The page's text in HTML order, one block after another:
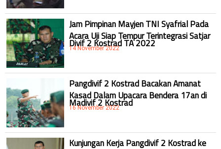
Jam Pimpinan Mayjen TNI Syafrial Pada
Acara Uji Siap Tempur Terintegrasi Satjar
Divif 2 Kostrad TA 2022
14 November 2022
Pangdivif 2 Kostrad Bacakan Amanat
Kasad Dalam Upacara Bendera 17an di
Madivif 2 Kostrad
16 November 2022
Kunjungan Kerja Pangdivif 2 Kostrad ke